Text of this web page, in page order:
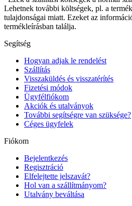
Lehetnek további költségek, pl. a
tulajdonságai miatt. Ezeket az
termékleírásban találja.
Segítség
Hogyan adjak le rendelést
Szállítás
Visszaküldés és visszatérítés
Fizetési módok
Ügyfélfiókom
Akciók és utalványok
További segítségre van szüksége?
Céges ügyfelek
Fiókom
Bejelentkezés
Regisztráció
Elfelejtette jelszavát?
Hol van a szállítmányom?
Utalvány beváltása